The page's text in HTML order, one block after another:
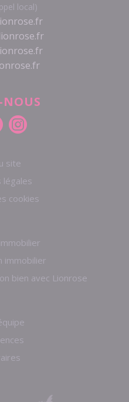
site
légales
cookies
immobilier
bien avec Lionrose
local)
NOUS